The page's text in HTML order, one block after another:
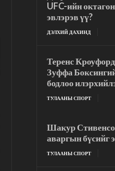
UFC-ийн
эвлэрэв үү?
ДЭЛХИЙ ДАХИНД
Теренс
Зуффа
бодлоо
ТУЛААНЫ СПОРТ
Шакур
аваргын бүсийг
ТУЛААНЫ СПОРТ